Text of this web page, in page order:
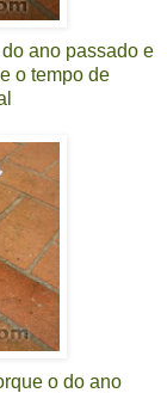
ano passado e
o tempo de
o do ano